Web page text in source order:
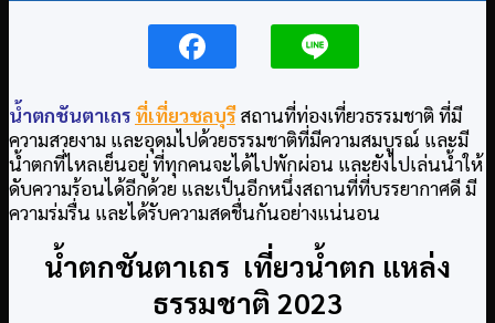
น้ำตกชันตาเถร ที่เที่ยวชลบุรีสถานที่ท่องเที่ยวธรรมชาติ ที่มี
ความสวยงาม และอุดมไปด้วยธรรมชาติที่มีความสมบูรณ์ และมี
น้ำตกที่ไหลเย็นอยู่ ที่ทุกคนจะได้ไปพักผ่อน และยังไปเล่นน้ำให้
ดับความร้อนได้อีกด้วย และเป็นอีกหนึ่งสถานที่ที่บรรยากาศดี มี
ความร่มรื่น และได้รับความสดชื่นกันอย่างแน่นอน
น้ำตกชันตาเถร เที่ยวน้ำตก แหล่ง
ธรรมชาติ 2023